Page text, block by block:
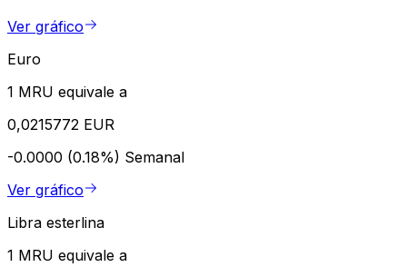
Ver gráfico
Euro
1 MRU equivale a
0,0215772 EUR
-0.0000 (0.18%) Semanal
Ver gráfico
Libra esterlina
1 MRU equivale a